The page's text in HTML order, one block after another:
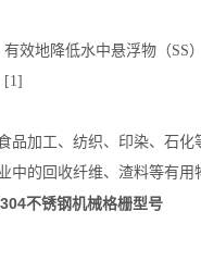
效地降低水中悬浮物（
[1]
品加工、纺织、印染、石
的回收纤维、渣料等有用
不锈钢机械格栅型号